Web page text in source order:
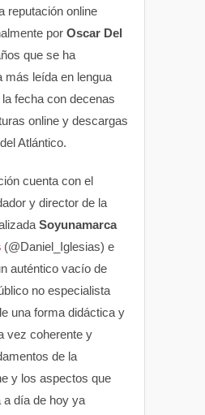
reputación online
por Oscar Del
que se ha
más leída en lengua
fecha con decenas
online y descargas
Atlántico.
cuenta con el
y director de la
Soyunamarca
(@Daniel_Iglesias) e
auténtico vacío de
no especialista
una forma didáctica y
vez coherente y
de la
y los aspectos que
a día de hoy ya